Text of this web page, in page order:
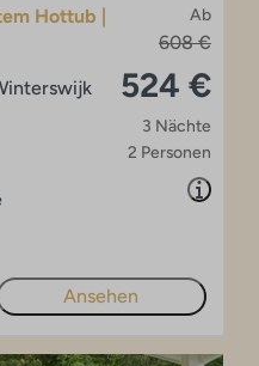
Ab
608 €
524 €
3 Nächte
2 Personen
Hottub |
Ansehen